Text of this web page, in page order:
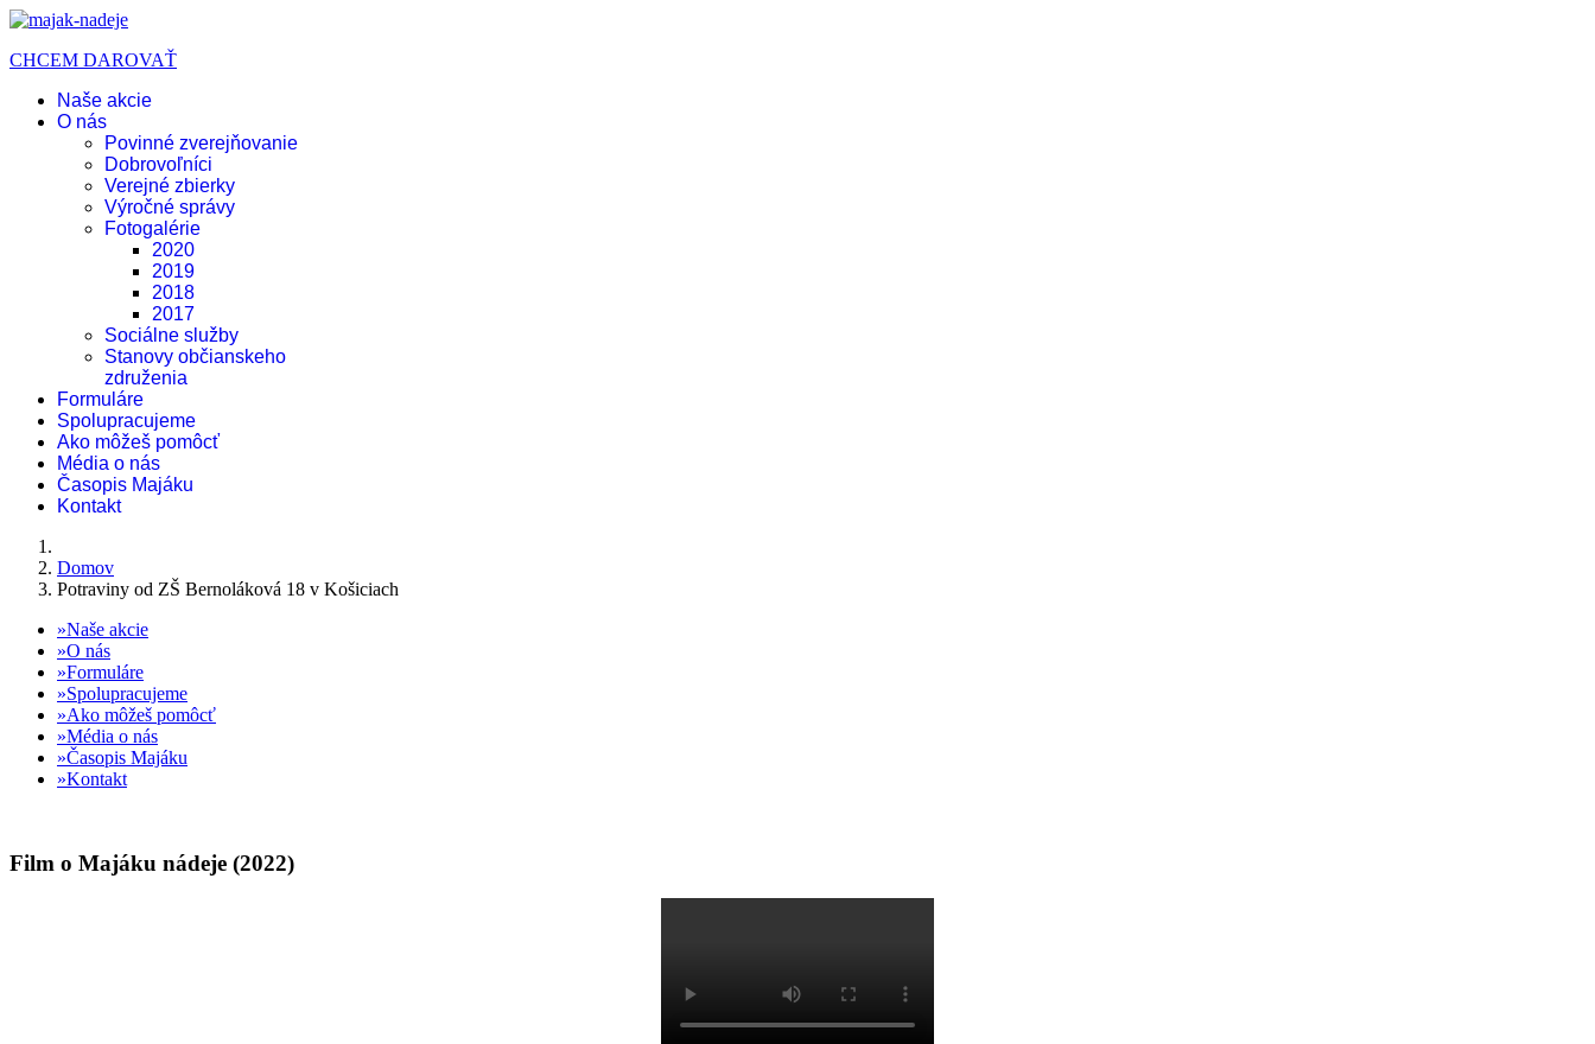
CHCEM DAROVAŤ
Naše akcie
O nás
Povinné zverejňovanie
Dobrovoľníci
Verejné zbierky
Výročné správy
Fotogalérie
2020
2019
2018
2017
Sociálne služby
Stanovy občianskeho
združenia
Formuláre
Spolupracujeme
Ako môžeš pomôcť
Média o nás
Časopis Majáku
Kontakt
Domov
Potraviny od ZŠ Bernoláková 18 v Košiciach
Naše akcie
O nás
Formuláre
Spolupracujeme
Ako môžeš pomôcť
Média o nás
Časopis Majáku
Kontakt
Film o Majáku nádeje (2022)